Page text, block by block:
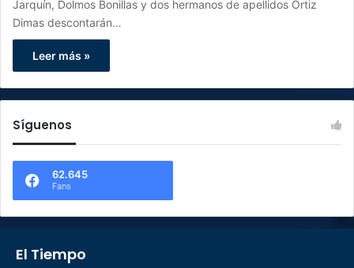
Jarquín, Dolmos Bonillas y dos hermanos de apellidos Ortiz
Dimas descontarán…
Leer más »
Síguenos
62.645
Fans
El Tiempo